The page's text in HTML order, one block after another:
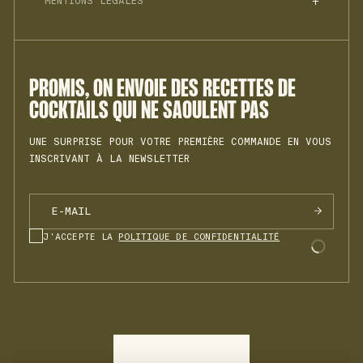
PROMIS, ON ENVOIE DES RECETTES DE
COCKTAILS QUI NE SAOULENT PAS
UNE SURPRISE POUR VOTRE PREMIÈRE COMMANDE EN VOUS
INSCRIVANT À LA NEWSLETTER
J'ACCEPTE LA POLITIQUE DE CONFIDENTIALITÉ
VRMH N°1
PROFESSIONNELS
REJOINDRE L'ÉQUIPE
MENTIONS LÉGALES